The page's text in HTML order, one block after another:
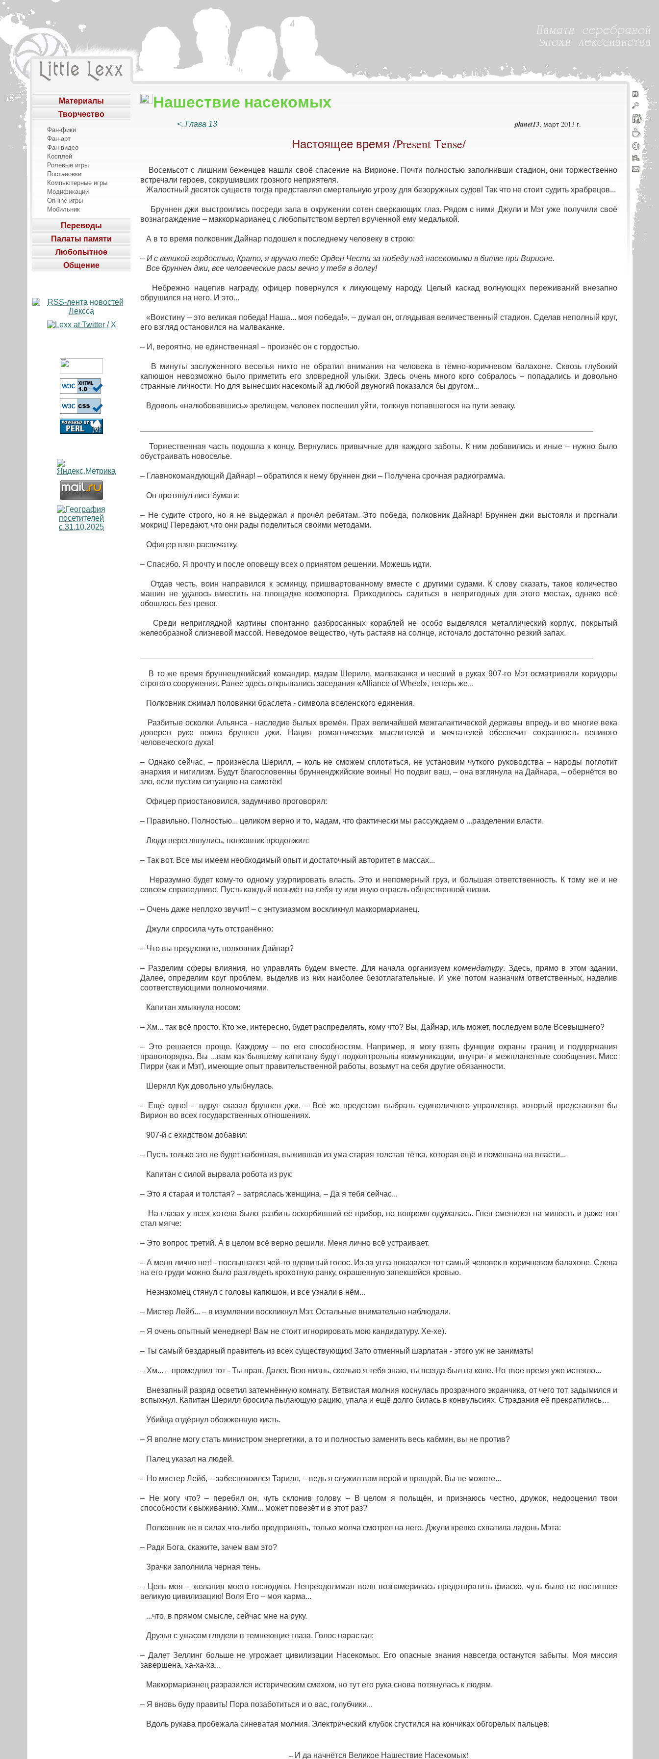
Материалы
Творчество
Фан-фики
Фан-арт
Фан-видео
Косплей
Ролевые игры
Постановки
Компьютерные игры
Модификации
On-line игры
Мобильник
Переводы
Палаты памяти
Любопытное
Общение
Нашествие насекомых
<..Глава 13 planet13, март 2013 г.
Настоящее время /Present Тense/
Восемьсот с лишним беженцев нашли своё спасение на Вирионе. Почти полностью заполнивши стадион, они торжественно
встречали героев, сокрушивших грозного неприятеля.
Жалостный десяток существ тогда представлял смертельную угрозу для безоружных судов! Так что не стоит судить храбрецов...
Бруннен джи выстроились посреди зала в окружении сотен сверкающих глаз. Рядом с ними Джули и Мэт уже получили своё
вознаграждение – маккормарианец с любопытством вертел врученной ему медалькой.
А в то время полковник Дайнар подошел к последнему человеку в строю:
– И с великой гордостью, Крато, я вручаю тебе Орден Чести за победу над насекомыми в битве при Вирионе.
Все бруннен джи, все человеческие расы вечно у тебя в долгу!
Небрежно нацепив награду, офицер повернулся к ликующему народу. Целый каскад волнующих переживаний внезапно
обрушился на него. И это...
«Воистину – это великая победа! Наша... моя победа!», – думал он, оглядывая величественный стадион. Сделав неполный круг,
его взгляд остановился на малваканке.
– И, вероятно, не единственная! – произнёс он с гордостью.
В минуты заслуженного веселья никто не обратил внимания на человека в тёмно-коричневом балахоне. Сквозь глубокий
капюшон невозможно было приметить его зловредной улыбки. Здесь очень много кого собралось – попадались и довольно
странные личности. Но для вынесших насекомый ад любой двуногий показался бы другом...
Вдоволь «налюбовавшись» зрелищем, человек поспешил уйти, толкнув попавшегося на пути зеваку.
Торжественная часть подошла к концу. Вернулись привычные для каждого заботы. К ним добавились и иные – нужно было
обустраивать новоселье.
– Главнокомандующий Дайнар! – обратился к нему бруннен джи – Получена срочная радиограмма.
Он протянул лист бумаги:
– Не судите строго, но я не выдержал и прочёл ребятам. Это победа, полковник Дайнар! Бруннен джи выстояли и прогнали
мокриц! Передают, что они рады поделиться своими методами.
Офицер взял распечатку.
– Спасибо. Я прочту и после оповещу всех о принятом решении. Можешь идти.
Отдав честь, воин направился к эсминцу, пришвартованному вместе с другими судами. К слову сказать, такое количество
машин не удалось вместить на площадке космопорта. Приходилось садиться в непригодных для этого местах, однако всё
обошлось без тревог.
Среди неприглядной картины спонтанно разбросанных кораблей не особо выделялся металлический корпус, покрытый
желеобразной слизневой массой. Неведомое вещество, чуть растаяв на солнце, источало достаточно резкий запах.
В то же время брунненджийский командир, мадам Шерилл, малваканка и несший в руках 907-го Мэт осматривали коридоры
строгого сооружения. Ранее здесь открывались заседания «Аlliance of Wheel», теперь же...
Полковник сжимал половинки браслета - символа вселенского единения.
Разбитые осколки Альянса - наследие былых времён. Прах величайшей межгалактической державы впредь и во многие века
доверен руке воина бруннен джи. Нация романтических мыслителей и мечтателей обеспечит сохранность великого
человеческого духа!
– Однако сейчас, – произнесла Шерилл, – коль не сможем сплотиться, не установим чуткого руководства – народы поглотит
анархия и нигилизм. Будут благословенны брунненджийские воины! Но подвиг ваш, – она взглянула на Дайнара, – обернётся во
зло, если пустим ситуацию на самотёк!
Офицер приостановился, задумчиво проговорил:
– Правильно. Полностью... целиком верно и то, мадам, что фактически мы рассуждаем о ...разделении власти.
Люди переглянулись, полковник продолжил:
– Так вот. Все мы имеем необходимый опыт и достаточный авторитет в массах...
Неразумно будет кому-то одному узурпировать власть. Это и непомерный груз, и большая ответственность. К тому же и не
совсем справедливо. Пусть каждый возьмёт на себя ту или иную отрасль общественной жизни.
– Очень даже неплохо звучит! – с энтузиазмом воскликнул маккормарианец.
Джули спросила чуть отстранённо:
– Что вы предложите, полковник Дайнар?
– Разделим сферы влияния, но управлять будем вместе. Для начала организуем комендатуру. Здесь, прямо в этом здании.
Далее, определим круг проблем, выделив из них наиболее безотлагательные. И уже потом назначим ответственных, наделив
соответствующими полномочиями.
Капитан хмыкнула носом:
– Хм... так всё просто. Кто же, интересно, будет распределять, кому что? Вы, Дайнар, иль может, последуем воле Всевышнего?
– Это решается проще. Каждому – по его способностям. Например, я могу взять функции охраны границ и поддержания
правопорядка. Вы ...вам как бывшему капитану будут подконтрольны коммуникации, внутри- и межпланетные сообщения. Мисс
Пирри (как и Мэт), имеющие опыт правительственной работы, возьмут на себя другие обязанности.
Шерилл Кук довольно улыбнулась.
– Ещё одно! – вдруг сказал бруннен джи. – Всё же предстоит выбрать единоличного управленца, который представлял бы
Вирион во всех государственных отношениях.
907-й с ехидством добавил:
– Пусть только это не будет набожная, выжившая из ума старая толстая тётка, которая ещё и помешана на власти...
Капитан с силой вырвала робота из рук:
– Это я старая и толстая? – затряслась женщина, – Да я тебя сейчас...
На глазах у всех хотела было разбить оскорбивший её прибор, но вовремя одумалась. Гнев сменился на милость и даже тон
стал мягче:
– Это вопрос третий. А в целом всё верно решили. Меня лично всё устраивает.
– А меня лично нет! - послышался чей-то ядовитый голос. Из-за угла показался тот самый человек в коричневом балахоне. Слева
на его груди можно было разглядеть крохотную ранку, окрашенную запекшейся кровью.
Незнакомец стянул с головы капюшон, и все узнали в нём...
– Мистер Лейб... – в изумлении воскликнул Мэт. Остальные внимательно наблюдали.
– Я очень опытный менеджер! Вам не стоит игнорировать мою кандидатуру. Хе-хе).
– Ты самый бездарный правитель из всех существующих! Зато отменный шарлатан - этого уж не занимать!
– Хм... – промедлил тот - Ты прав, Далет. Всю жизнь, сколько я тебя знаю, ты всегда был на коне. Но твое время уже истекло...
Внезапный разряд осветил затемнённую комнату. Ветвистая молния коснулась прозрачного экранчика, от чего тот задымился и
вспыхнул. Капитан Шерилл бросила пылающую рацию, упала и ещё долго билась в конвульсиях. Страдания её прекратились…
Убийца отдёрнул обожженную кисть.
– Я вполне могу стать министром энергетики, а то и полностью заменить весь кабмин, вы не против?
Палец указал на людей.
– Но мистер Лейб, – забеспокоился Тарилл, – ведь я служил вам верой и правдой. Вы не можете...
– Не могу что? – перебил он, чуть склонив голову. – В целом я польщён, и признаюсь честно, дружок, недооценил твои
способности к выживанию. Хмм... может повезёт и в этот раз?
Полковник не в силах что-либо предпринять, только молча смотрел на него. Джули крепко схватила ладонь Мэта:
– Ради Бога, скажите, зачем вам это?
Зрачки заполнила черная тень.
– Цель моя – желания моего господина. Непреодолимая воля вознамерилась предотвратить фиаско, чуть было не постигшее
великую цивилизацию! Воля Его – моя карма...
...что, в прямом смысле, сейчас мне на руку.
Друзья с ужасом глядели в темнеющие глаза. Голос нарастал:
– Далет Зеллинг больше не угрожает цивилизации Насекомых. Его опасные знания навсегда останутся забыты. Моя миссия
завершена, ха-ха-ха...
Маккормарианец разразился истерическим смехом, но тут его рука снова потянулась к людям.
– Я вновь буду править! Пора позаботиться и о вас, голубчики...
Вдоль рукава пробежала синеватая молния. Электрический клубок сгустился на кончиках обгорелых пальцев:
– И да начнётся Великое Нашествие Насекомых!